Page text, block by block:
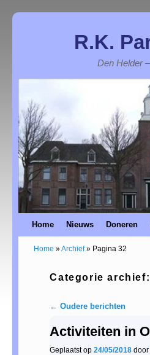
R.K.
Den Helder
Spring naar de primaire
Spring naar de secundaire
Home Nieuws Doneren
Home »Archief» Pagina 32
Categorie archief:
Berichtnavigatie
← Oudere berichten
Activiteiten in
Geplaatst op24/05/2018